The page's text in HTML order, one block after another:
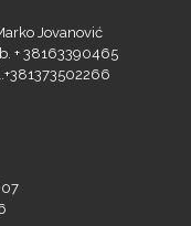
Jovanović
+ 38163390465